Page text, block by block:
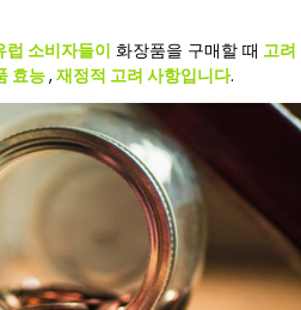
럽 소비자들이 화장품을 구매할 때 고려
효능,재정적 고려 사항입니다.